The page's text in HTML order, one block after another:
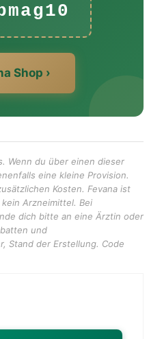
Shop ›
Wenn du über einen dieser
eine kleine Provision.
Kosten. Fevana ist
Arzneimittel. Bei
dich bitte an eine Ärztin oder
und
Stand der Erstellung. Code